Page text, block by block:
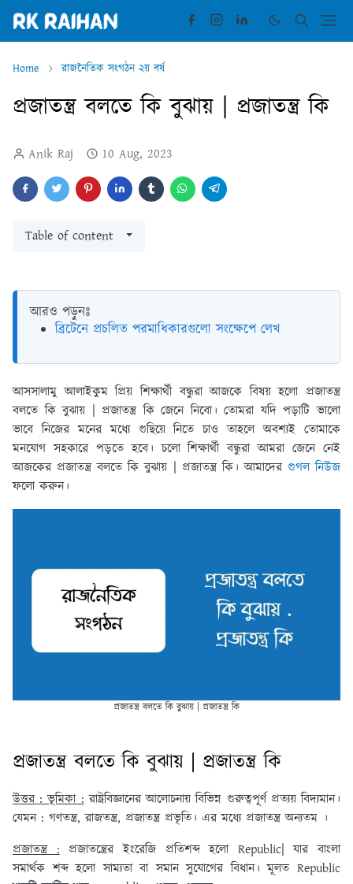
Home রাজনৈতিক সংগঠন ২য় বর্ষ
প্রজাতন্ত্র বলতে কি বুঝায় | প্রজাতন্ত্র কি
Anik Raj 10 Aug, 2023
Table of content
আরও পড়ুনঃ
ব্রিটেনে প্রচলিত পরমাধিকারগুলো সংক্ষেপে লেখ
আসসালামু আলাইকুম প্রিয় শিক্ষার্থী বন্ধুরা আজকে বিষয় হলো প্রজাতন্ত্র
বলতে কি বুঝায় | প্রজাতন্ত্র কি জেনে নিবো। তোমরা যদি পড়াটি ভালো
ভাবে নিজের মনের মধ্যে গুছিয়ে নিতে চাও তাহলে অবশ্যই তোমাকে
মনযোগ সহকারে পড়তে হবে। চলো শিক্ষার্থী বন্ধুরা আমরা জেনে নেই
আজকের প্রজাতন্ত্র বলতে কি বুঝায় | প্রজাতন্ত্র কি। আমাদের গুগল নিউজ
ফলো করুন।
প্রজাতন্ত্র বলতে কি বুঝায় | প্রজাতন্ত্র কি
প্রজাতন্ত্র বলতে কি বুঝায় | প্রজাতন্ত্র কি
উত্তর : ভূমিকা :রাষ্ট্রবিজ্ঞানের আলোচনায় বিভিন্ন গুরুত্বপূর্ণ প্রত্যয় বিদ্যমান।
যেমন : গণতন্ত্র, রাজতন্ত্র, প্রজাতন্ত্র প্রভৃতি। এর মধ্যে প্রজাতন্ত্র অন্যতম ।
প্রজাতন্ত্র :প্রজাতন্ত্রের ইংরেজি প্রতিশব্দ হলো Republic| যার বাংলা
সমার্থক শব্দ হলো সাম্যতা বা সমান সুযোগের বিধান। মূলত Republic